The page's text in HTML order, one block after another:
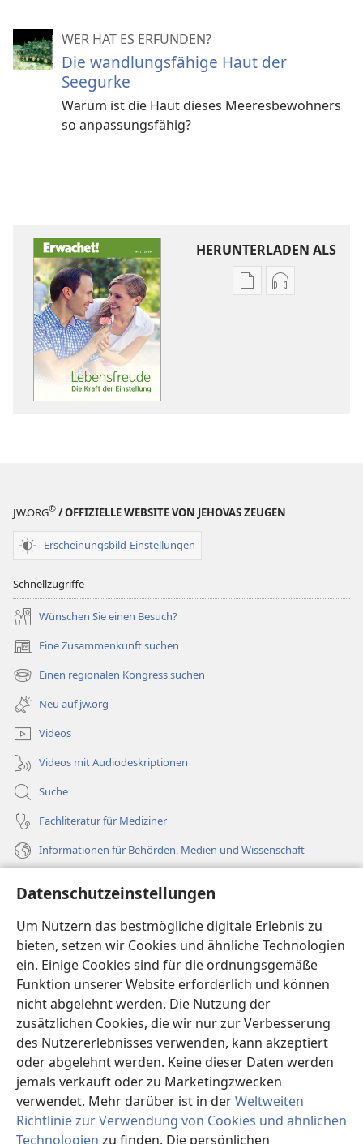
Datenschutzeinstellungen
Um Nutzern das bestmögliche digitale Erlebnis zu
bieten, setzen wir Cookies und ähnliche Technologien
ein. Einige Cookies sind für die ordnungsgemäße
Funktion unserer Website erforderlich und können
nicht abgelehnt werden. Die Nutzung der
zusätzlichen Cookies, die wir nur zur Verbesserung
des Nutzererlebnisses verwenden, kann akzeptiert
oder abgelehnt werden. Keine dieser Daten werden
jemals verkauft oder zu Marketingzwecken
verwendet. Mehr darüber ist in derWeltweiten
Richtlinie zur Verwendung von Cookies und ähnlichen
Technologien zu finden. Die persönlichen
WER HAT ES ERFUNDEN?
Die wandlungsfähige Haut der
Seegurke
Warum ist die Haut dieses Meeresbewohners
so anpassungsfähig?
HERUNTERLADEN ALS
JW.ORG® / OFFIZIELLE WEBSITE VON JEHOVAS ZEUGEN
Erscheinungsbild-Einstellungen
Schnellzugriffe
Wünschen Sie einen Besuch?
Eine Zusammenkunft suchen
(öffnet
neues
Fenster)
Einen regionalen Kongress suchen
(öffnet
neues
Fenster)
Neu auf jw.org
Videos
Videos mit Audiodeskriptionen
Suche
Fachliteratur für Mediziner
Informationen für Behörden, Medien und Wissenschaft
Spenden
(öffnet
neues
Fenster)Wachtturm ONLINE-BIBLIOTHEK
(öffnet
neues
Fenster)JW Hub®
(öffnet
neues
Fenster)JW Library
Watchtower Library ®